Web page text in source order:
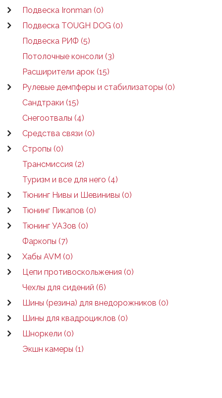
Подвеска Ironman (0)
Подвеска TOUGH DOG (0)
Подвеска РИФ (5)
Потолочные консоли (3)
Расширители арок (15)
Рулевые демпферы и стабилизаторы (0)
Сандтраки (15)
Снегоотвалы (4)
Средства связи (0)
Стропы (0)
Трансмиссия (2)
Туризм и все для него (4)
Тюнинг Нивы и Шевинивы (0)
Тюнинг Пикапов (0)
Тюнинг УАЗов (0)
Фаркопы (7)
Хабы AVM (0)
Цепи противоскольжения (0)
Чехлы для сидений (6)
Шины (резина) для внедорожников (0)
Шины для квадроциклов (0)
Шноркели (0)
Экшн камеры (1)